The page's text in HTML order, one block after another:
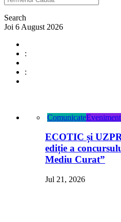
Search
Joi 6 August 2026
:
:
Comunicate
ECOTIC și
ediție a
Mediu Curat”
Jul 21, 2026